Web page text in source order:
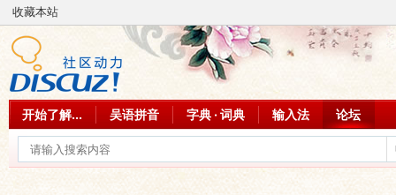
收藏本站
开始了解... 吴语拼音 字典 · 词典 输入法 论坛